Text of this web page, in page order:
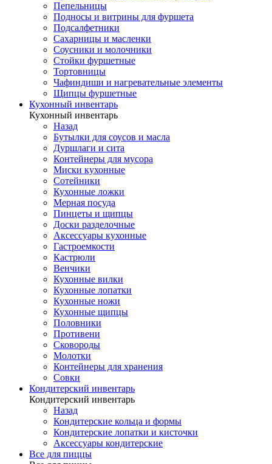
Пепельницы
Подносы и витрины для фуршета
Подсалфетники
Сахарницы и масленки
Соусники и молочники
Стойки фуршетные
Тортовницы
Чафиндиши и нагревательные элементы
Щипцы фуршетные
Кухонный инвентарь
Кухонный инвентарь
Назад
Бутылки для соусов и масла
Дуршлаги и сита
Контейнеры для мусора
Миски кухонные
Сотейники
Кухонные ложки
Мерная посуда
Пинцеты и щипцы
Доски разделочные
Аксессуары кухонные
Гастроемкости
Кастрюли
Венчики
Кухонные вилки
Кухонные лопатки
Кухонные ножи
Кухонные щипцы
Половники
Противени
Сковороды
Молотки
Контейнеры для хранения
Совки
Кондитерский инвентарь
Кондитерский инвентарь
Назад
Кондитерские кольца и формы
Кондитерские лопатки и кисточки
Аксессуары кондитерские
Все для пиццы